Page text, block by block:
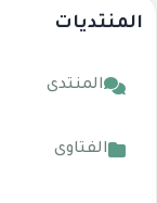
المنتديات
المنتدى
الفتاوى